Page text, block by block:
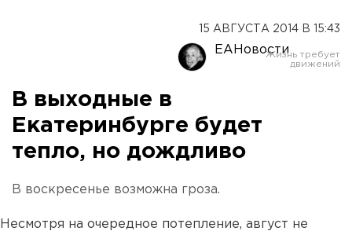
15 АВГУСТА 2014 В 15:43
ЕАНовости
В выходные в
Екатеринбурге будет
тепло, но дождливо
В воскресенье возможна гроза.
Несмотря на очередное потепление, август не